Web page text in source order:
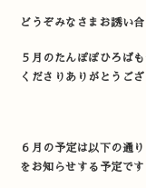
どうぞみなさまお誘い
５月のたんぽぽひろば
くださりありがとうござ
６月の予定は以下の通
をお知らせする予定で